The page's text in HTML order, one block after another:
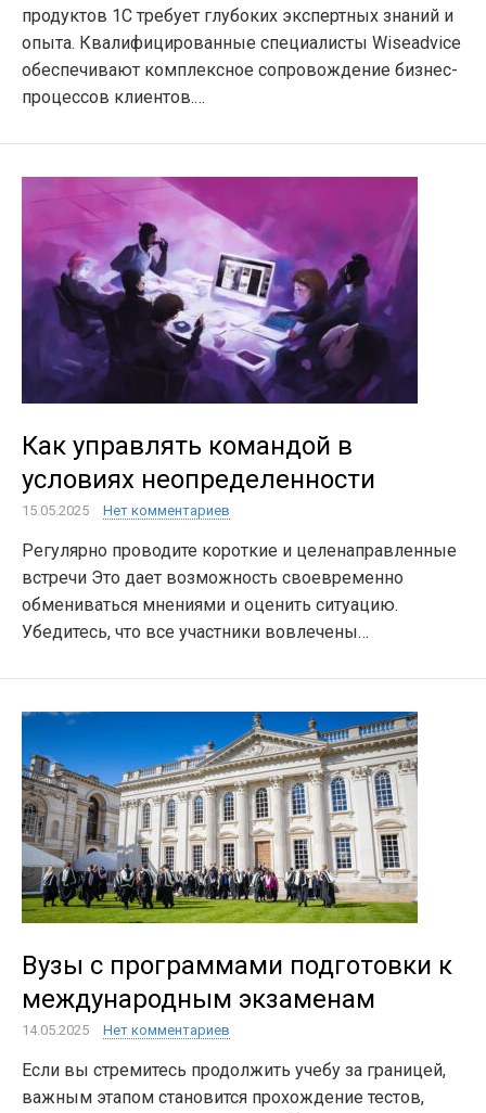
продуктов 1С требует глубоких экспертных знаний и
опыта. Квалифицированные специалисты Wiseadvice
обеспечивают комплексное сопровождение бизнес-
процессов клиентов.…
Как управлять командой в
условиях неопределенности
15.05.2025 Нет комментариев
Регулярно проводите короткие и целенаправленные
встречи Это дает возможность своевременно
обмениваться мнениями и оценить ситуацию.
Убедитесь, что все участники вовлечены…
Вузы с программами подготовки к
международным экзаменам
14.05.2025 Нет комментариев
Если вы стремитесь продолжить учебу за границей,
важным этапом становится прохождение тестов,